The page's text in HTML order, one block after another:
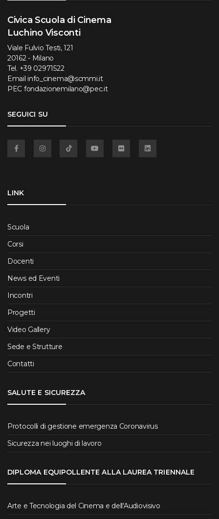
Civica Scuola di Cinema
Luchino Visconti
Viale Fulvio Testi, 121
20162 - Milano
Tel. +39 02971522
Email info_cinema@scmmi.it
PEC fondazionemilano@pec.it
SEGUICI SU
LINK
Scuola
Corsi
Docenti
News ed Eventi
Incontri
Progetti
Video Gallery
Sede e Strutture
Contatti
SALUTE E SICUREZZA
Protocolli di gestione emergenza Coronavirus
Sicurezza nei luoghi di lavoro
DIPLOMA EQUIPOLLENTE ALLA LAUREA TRIENNALE
Arte e Tecnologia del Cinema e dell'Audiovisivo